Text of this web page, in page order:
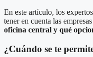
En este artículo, los
tener en cuenta las
oficina central y qué
¿Cuándo se te